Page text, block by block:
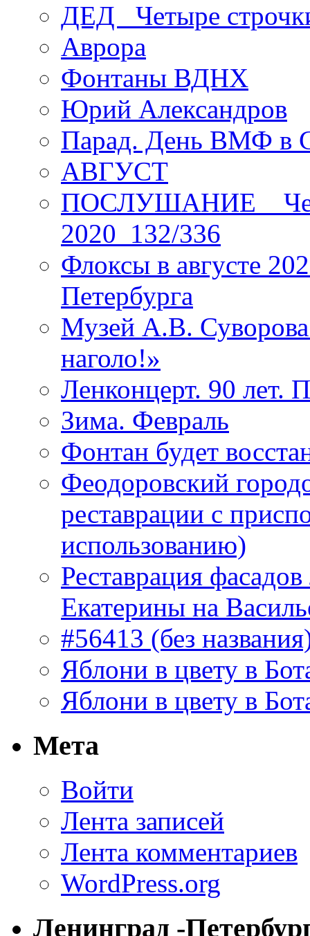
ДЕД _Четыре
Аврора
Фонтаны ВДНХ
Юрий Александров
Парад. День ВМФ в
АВГУСТ
ПОСЛУШАНИЕ _
2020_132/336
Флоксы в августе
Петербурга
Музей А.В.
наголо!»
Ленконцерт. 90 лет.
Зима. Февраль
Фонтан будет
Феодоровский
реставрации с
использованию)
Реставрация
Екатерины на
#56413 (без
Яблони в цвету в
Яблони в цвету в
Мета
Войти
Лента записей
Лента комментариев
WordPress.org
Ленинград -